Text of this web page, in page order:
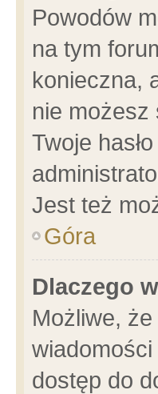
Powodów
na tym
konieczna,
nie możesz
Twoje
Jest też
Góra
Dlaczego
Możliwe,
dostęp do